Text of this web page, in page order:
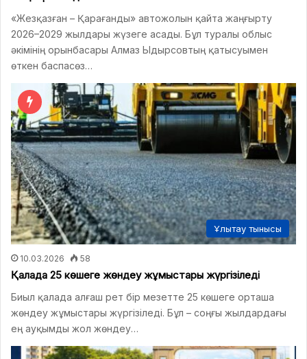
«Жезқазған – Қарағанды» автожолын қайта жаңғырту
2026–2029 жылдары жүзеге асады. Бұл туралы облыс
әкімінің орынбасары Алмаз Ыдырсовтың қатысуымен
өткен баспасөз…
Ұлытау тынысы
10.03.2026 58
Қалада 25 көшеге жөндеу жұмыстары жүргізіледі
Биыл қалада алғаш рет бір мезетте 25 көшеге орташа
жөндеу жұмыстары жүргізіледі. Бұл – соңғы жылдардағы
ең ауқымды жол жөндеу…